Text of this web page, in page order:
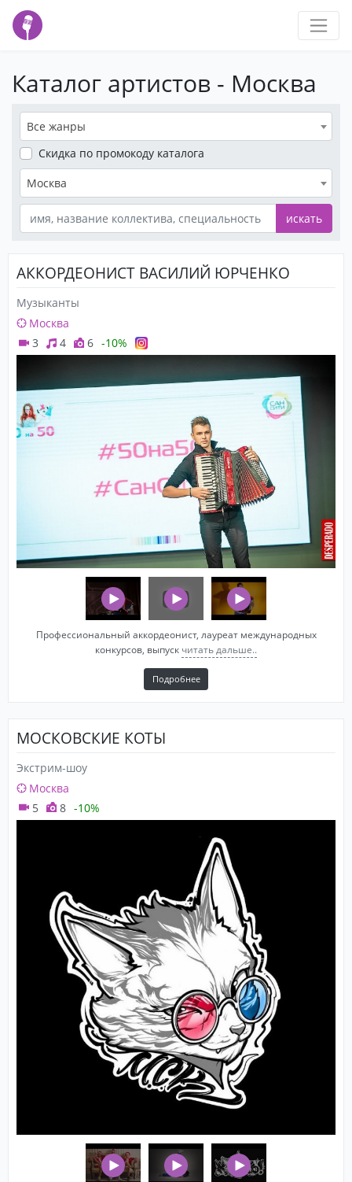
Каталог артистов - Москва
Все жанры
Скидка по промокоду каталога
Москва
искать
АККОРДЕОНИСТ ВАСИЛИЙ ЮРЧЕНКО
Музыканты
Москва
3
4 6 -10%
Профессиональный аккордеонист, лауреат международных
конкурсов, выпуск читать дальше..
Подробнее
МОСКОВСКИЕ КОТЫ
Экстрим-шоу
Москва
5
8 -10%